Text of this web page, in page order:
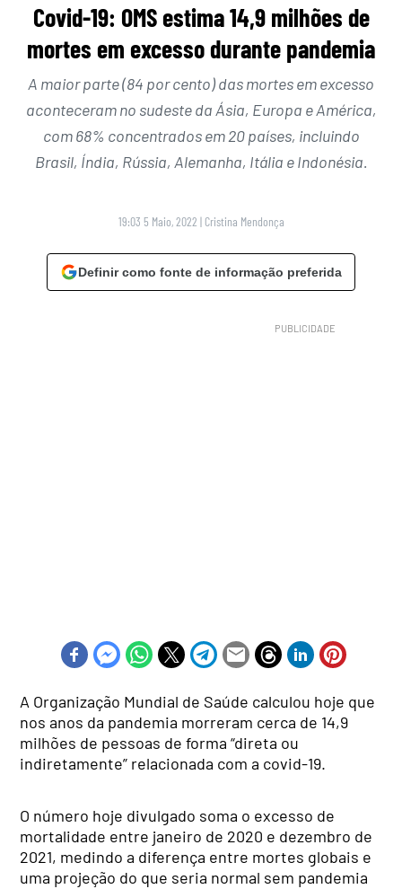
Covid-19: OMS estima 14,9 milhões de
mortes em excesso durante pandemia
A maior parte (84 por cento) das mortes em excesso
aconteceram no sudeste da Ásia, Europa e América,
com 68% concentrados em 20 países, incluindo
Brasil, Índia, Rússia, Alemanha, Itália e Indonésia.
19:03 5 Maio, 2022 | Cristina Mendonça
Definir como fonte de informação preferida
A Organização Mundial de Saúde calculou hoje que
nos anos da pandemia morreram cerca de 14,9
milhões de pessoas de forma “direta ou
indiretamente” relacionada com a covid-19.
O número hoje divulgado soma o excesso de
mortalidade entre janeiro de 2020 e dezembro de
2021, medindo a diferença entre mortes globais e
uma projeção do que seria normal sem pandemia